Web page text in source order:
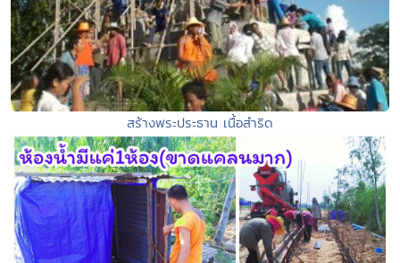
สร้างพระประธาน เนื้อสำริด